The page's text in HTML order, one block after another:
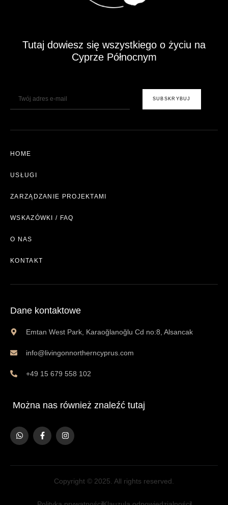
Tutaj dowiesz się wszystkiego o życiu na
Cyprze Północnym
SUBSKRYBUJ
HOME
USŁUGI
ZARZĄDZANIE PROJEKTAMI
WSKAZÓWKI / FAQ
O NAS
KONTAKT
Dane kontaktowe
Emtan West Park, Karaoğlanoğlu Cd no:8, Alsancak
info@livingonnortherncyprus.com
+49 15 679 558 102
Można nas również znaleźć tutaj
Copyright © 2025. All rights reserved.